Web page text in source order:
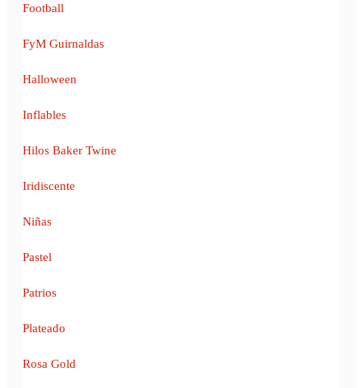
Football
FyM Guirnaldas
Halloween
Inflables
Hilos Baker Twine
Iridiscente
Niñas
Pastel
Patrios
Plateado
Rosa Gold